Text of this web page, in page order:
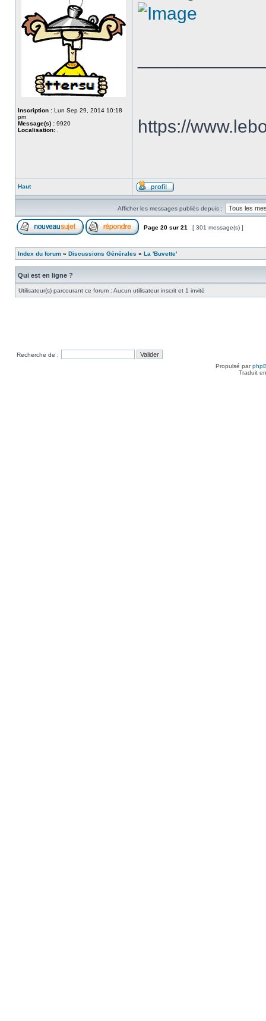
Inscription : Lun Sep 29, 2014 10:18
pm
Message(s) : 9920
Localisation:
https://
Haut
Afficher les messages publiés depuis :
Page 20 sur 21 [ 301 message(s) ]
Index du forum » Discussions Générales » La 'Buvette'
Qui est en ligne ?
Utilisateur(s) parcourant ce forum : Aucun utilisateur inscrit et 1 invité
Recherche de :
Propulsé par
Traduit